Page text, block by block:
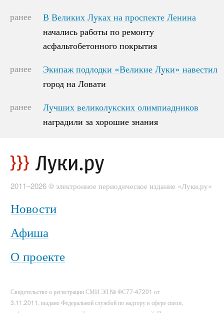
ранее
В Великих Луках на проспекте Ленина
начались работы по ремонту
асфальтобетонного покрытия
В Великих Луках на проспекте Ленина
начались работы по ремонту
асфальтобетонного покрытия
ранее
Экипаж подлодки «Великие Луки» навестил
город на Ловати
Экипаж подлодки «Великие Луки» навестил
город на Ловати
ранее
Лучших великолукских олимпиадников
наградили за хорошие знания
Лучших великолукских олимпиадников
наградили за хорошие знания
2011–2026 © электронное периодическое издание «Луки.ру»
Новости
Афиша
О проекте
Свидетельство о регистрации СМИ ЭЛ № ФС77-47201 от
3.11.2011, выдано Федеральной службой по надзору в сфере связи,